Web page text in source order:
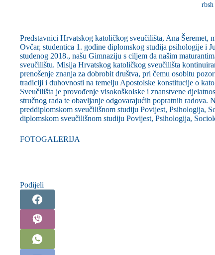
rbsh
Predstavnici Hrvatskog katoličkog sveučilišta, Ana Šeremet,
Ovčar, studentica 1. godine diplomskog studija psihologije i
studenog 2018., našu Gimnaziju s ciljem da našim
sveučilištu. Misija Hrvatskog katoličkog sveučilišta
prenošenje znanja za dobrobit društva, pri čemu osobitu
tradiciji i duhovnosti na temelju Apostolske konstitucije o
Sveučilišta je provođenje visokoškolske i znanstvene
stručnog rada te obavljanje odgovarajućih popratnih radova.
preddiplomskom sveučilišnom studiju Povijest, Psihologija,
diplomskom sveučilišnom studiju Povijest, Psihologija,
FOTOGALERIJA
Podijeli